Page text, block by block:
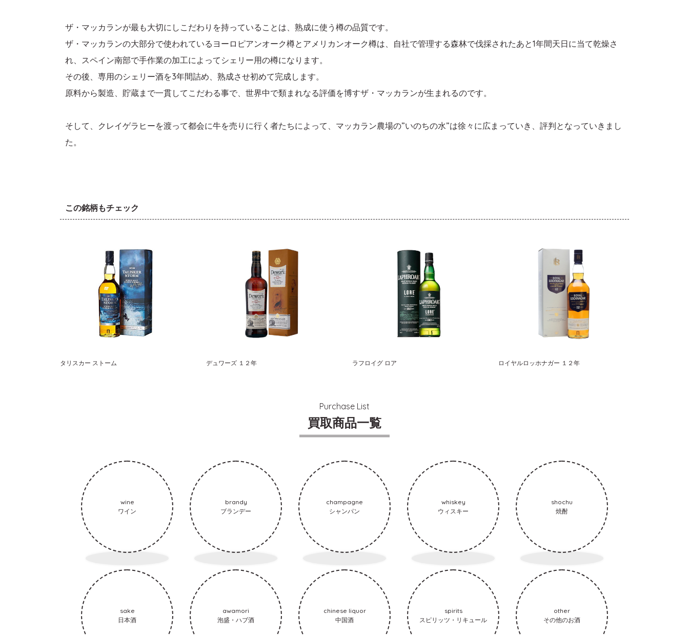
ザ・マッカランが最も大切にしこだわりを持っていることは、熟成に使う樽の品質です。
ザ・マッカランの大部分で使われているヨーロピアンオーク樽とアメリカンオーク樽は、自社で管理する森林で伐採されたあと1年間天日に当て乾燥さ
れ、スペイン南部で手作業の加工によってシェリー用の樽になります。
その後、専用のシェリー酒を3年間詰め、熟成させ初めて完成します。
原料から製造、貯蔵まで一貫してこだわる事で、世界中で類まれなる評価を博すザ・マッカランが生まれるのです。
そして、クレイゲラヒーを渡って都会に牛を売りに行く者たちによって、マッカラン農場の”いのちの水”は徐々に広まっていき、評判となっていきまし
た。
この銘柄もチェック
タリスカー ストーム デュワーズ １２年 ラフロイグ ロア ロイヤルロッホナガー １２年
Purchase List
買取商品一覧
wine
ワイン
brandy
ブランデー
champagne
シャンパン
whiskey
ウィスキー
shochu
焼酎
sake
日本酒
awamori
泡盛・ハブ酒
chinese liquor
中国酒
spirits
スピリッツ・リキュール
other
その他のお酒